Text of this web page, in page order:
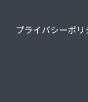
プライバシーポリ